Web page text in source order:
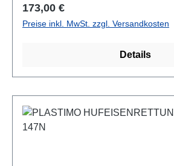
Regulärer Preis:
173,00 €
Preise inkl. MwSt. zzgl. Versandkosten
Details